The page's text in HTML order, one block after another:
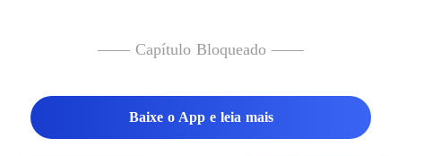
—— Capítulo Bloqueado ——
Baixe o App e leia mais